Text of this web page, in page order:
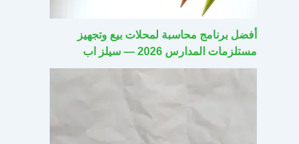
أفضل برنامج محاسبة لمحلات بيع وتجهيز
مستلزمات المدارس 2026 — سيلز اب